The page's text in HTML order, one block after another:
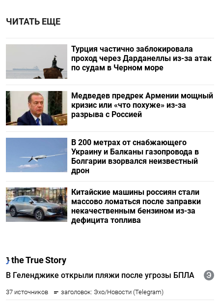
ЧИТАТЬ ЕЩЕ
Турция частично заблокировала
проход через Дарданеллы из-за атак
по судам в Черном море
Медведев предрек Армении мощный
кризис или «что похуже» из-за
разрыва с Россией
В 200 метрах от снабжающего
Украину и Балканы газопровода в
Болгарии взорвался неизвестный
дрон
Китайские машины россиян стали
массово ломаться после заправки
некачественным бензином из-за
дефицита топлива